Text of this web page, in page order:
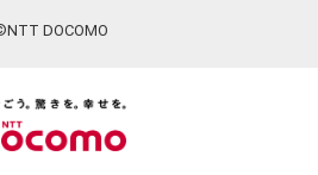
DOCOMO